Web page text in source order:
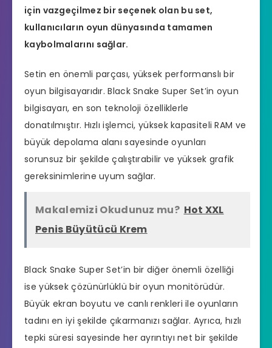
için vazgeçilmez bir seçenek olan bu set,
kullanıcıların oyun dünyasında tamamen
kaybolmalarını sağlar.
Setin en önemli parçası, yüksek performanslı bir
oyun bilgisayarıdır. Black Snake Super Set’in oyun
bilgisayarı, en son teknoloji özelliklerle
donatılmıştır. Hızlı işlemci, yüksek kapasiteli RAM ve
büyük depolama alanı sayesinde oyunları
sorunsuz bir şekilde çalıştırabilir ve yüksek grafik
gereksinimlerine uyum sağlar.
Makalemizi Okudunuz mu? Hot XXL
Penis Büyütücü Krem
Black Snake Super Set’in bir diğer önemli özelliği
ise yüksek çözünürlüklü bir oyun monitörüdür.
Büyük ekran boyutu ve canlı renkleri ile oyunların
tadını en iyi şekilde çıkarmanızı sağlar. Ayrıca, hızlı
tepki süresi sayesinde her ayrıntıyı net bir şekilde